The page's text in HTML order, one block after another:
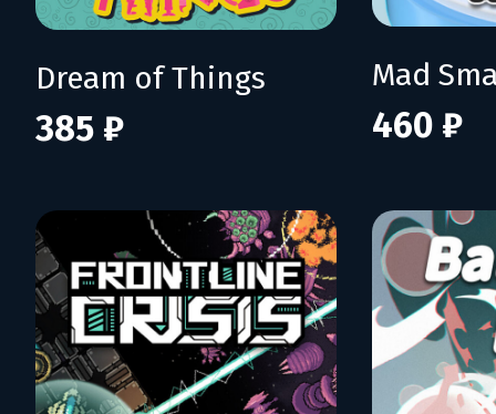
Dream of Things
385 ₽ 460 ₽